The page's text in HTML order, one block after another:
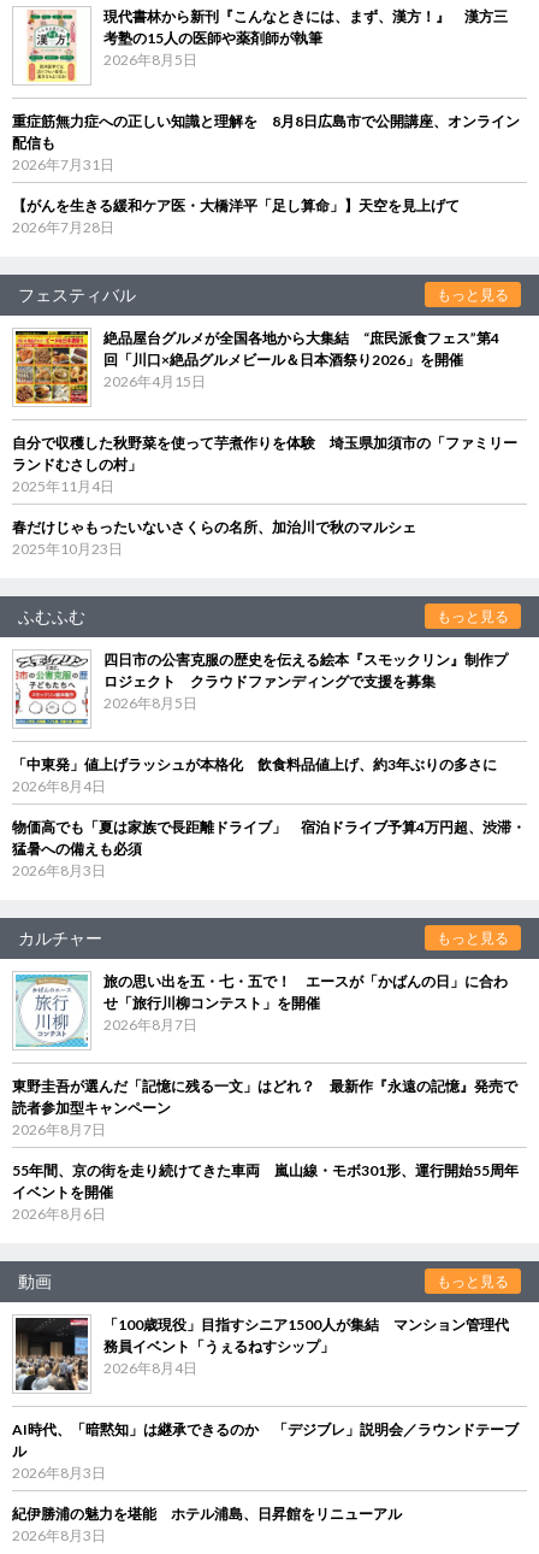
現代書林から新刊『こんなときには、まず、漢方！』 漢方三
考塾の15人の医師や薬剤師が執筆
2026年8月5日
重症筋無力症への正しい知識と理解を 8月8日広島市で公開講座、オンライン
配信も
2026年7月31日
【がんを生きる緩和ケア医・大橋洋平「足し算命」】天空を見上げて
2026年7月28日
フェスティバル もっと見る
絶品屋台グルメが全国各地から大集結 “庶民派食フェス”第4
回「川口×絶品グルメビール＆日本酒祭り2026」を開催
2026年4月15日
自分で収穫した秋野菜を使って芋煮作りを体験 埼玉県加須市の「ファミリー
ランドむさしの村」
2025年11月4日
春だけじゃもったいないさくらの名所、加治川で秋のマルシェ
2025年10月23日
ふむふむ もっと見る
四日市の公害克服の歴史を伝える絵本『スモックリン』制作プ
ロジェクト クラウドファンディングで支援を募集
2026年8月5日
「中東発」値上げラッシュが本格化 飲食料品値上げ、約3年ぶりの多さに
2026年8月4日
物価高でも「夏は家族で長距離ドライブ」 宿泊ドライブ予算4万円超、渋滞・
猛暑への備えも必須
2026年8月3日
カルチャー もっと見る
旅の思い出を五・七・五で！ エースが「かばんの日」に合わ
せ「旅行川柳コンテスト」を開催
2026年8月7日
東野圭吾が選んだ「記憶に残る一文」はどれ？ 最新作『永遠の記憶』発売で
読者参加型キャンペーン
2026年8月7日
55年間、京の街を走り続けてきた車両 嵐山線・モボ301形、運行開始55周年
イベントを開催
2026年8月6日
動画 もっと見る
「100歳現役」目指すシニア1500人が集結 マンション管理代
務員イベント「うぇるねすシップ」
2026年8月4日
AI時代、「暗黙知」は継承できるのか 「デジブレ」説明会／ラウンドテーブ
ル
2026年8月3日
紀伊勝浦の魅力を堪能 ホテル浦島、日昇館をリニューアル
2026年8月3日